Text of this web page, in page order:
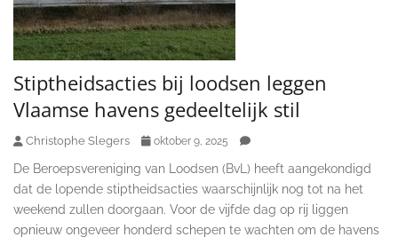
Stiptheidsacties bij loodsen leggen
Vlaamse havens gedeeltelijk stil
Christophe Slegers oktober 9, 2025
De Beroepsvereniging van Loodsen (BvL) heeft aangekondigd
dat de lopende stiptheidsacties waarschijnlijk nog tot na het
weekend zullen doorgaan. Voor de vijfde dag op rij liggen
opnieuw ongeveer honderd schepen te wachten om de havens